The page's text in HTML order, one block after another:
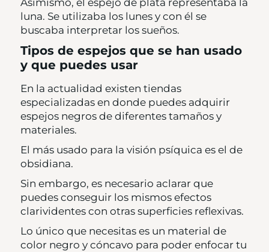
Asimismo, el espejo de plata representaba la
luna. Se utilizaba los lunes y con él se
buscaba interpretar los sueños.
Tipos de espejos que se han usado
y que puedes usar
En la actualidad existen tiendas
especializadas en donde puedes adquirir
espejos negros de diferentes tamaños y
materiales.
El más usado para la visión psíquica es el de
obsidiana.
Sin embargo, es necesario aclarar que
puedes conseguir los mismos efectos
clarividentes con otras superficies reflexivas.
Lo único que necesitas es un material de
color negro y cóncavo para poder enfocar tu